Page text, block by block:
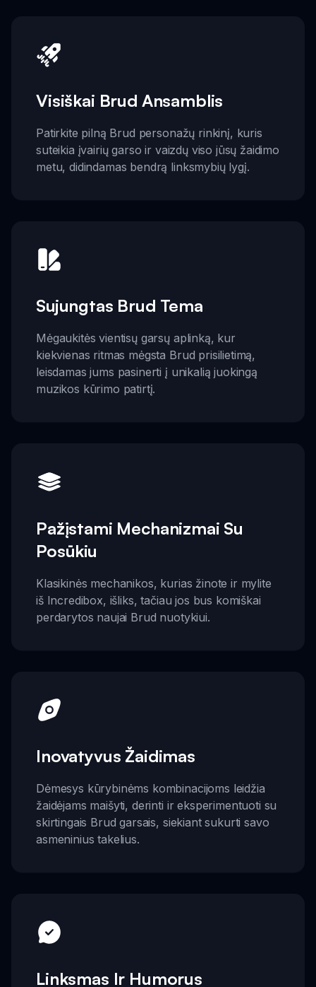
Visiškai Brud Ansamblis
Patirkite pilną Brud personažų rinkinį, kuris
suteikia įvairių garso ir vaizdų viso jūsų žaidimo
metu, didindamas bendrą linksmybių lygį.
Sujungtas Brud Tema
Mėgaukitės vientisų garsų aplinką, kur
kiekvienas ritmas mėgsta Brud prisilietimą,
leisdamas jums pasinerti į unikalią juokingą
muzikos kūrimo patirtį.
Pažįstami Mechanizmai Su
Posūkiu
Klasikinės mechanikos, kurias žinote ir mylite
iš Incredibox, išliks, tačiau jos bus komiškai
perdarytos naujai Brud nuotykiui.
Inovatyvus Žaidimas
Dėmesys kūrybinėms kombinacijoms leidžia
žaidėjams maišyti, derinti ir eksperimentuoti su
skirtingais Brud garsais, siekiant sukurti savo
asmeninius takelius.
Linksmas Ir Humorus